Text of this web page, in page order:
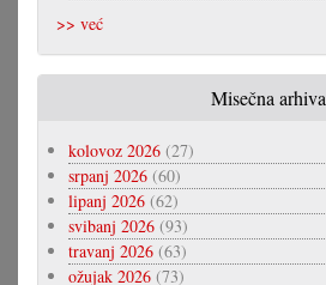
>> već
Misečna arhiva
kolovoz 2026 (27)
srpanj 2026 (60)
lipanj 2026 (62)
svibanj 2026 (93)
travanj 2026 (63)
ožujak 2026 (73)